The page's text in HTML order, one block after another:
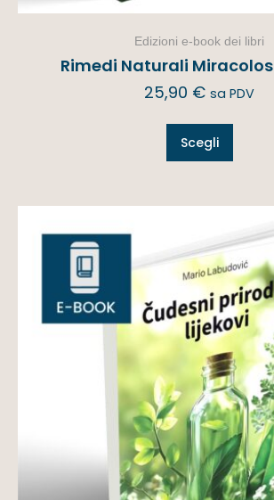
Edizioni e-book dei libri
Rimedi Naturali
25,90 € sa PDV
Scegli